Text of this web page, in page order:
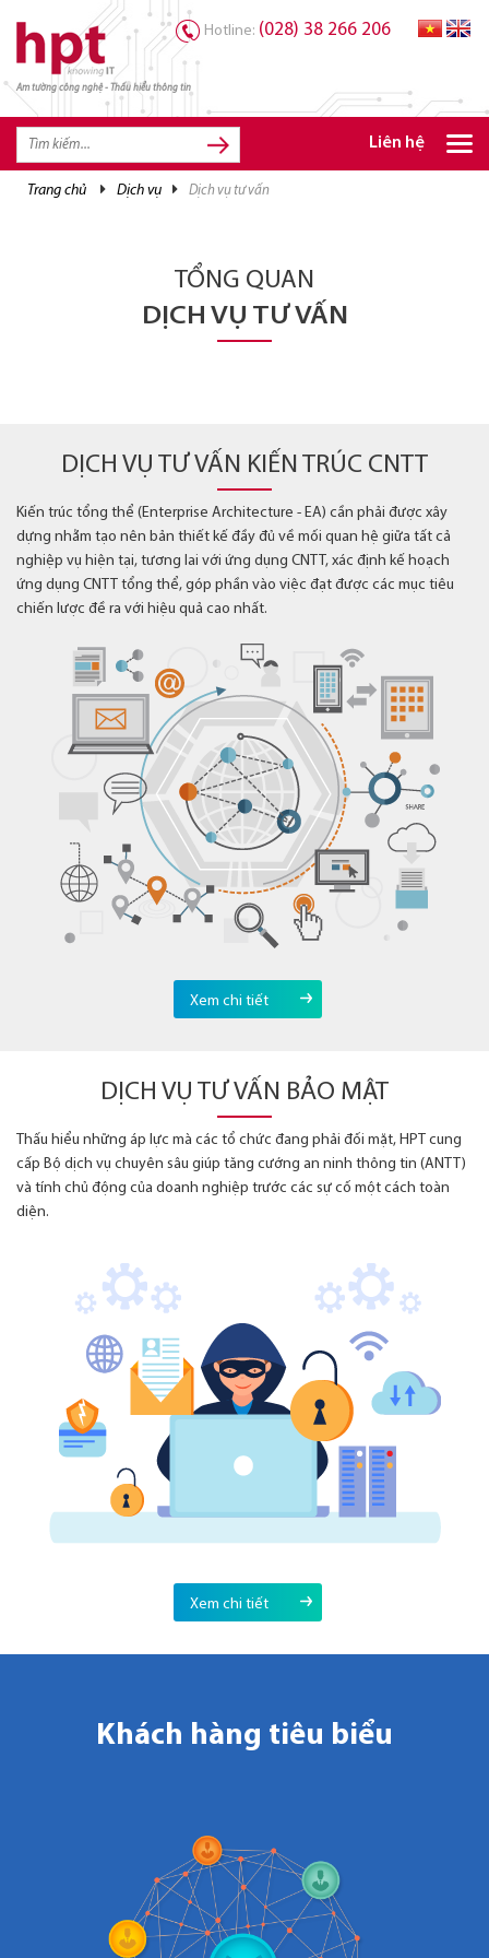
Am tường công nghệ - Thấu hiểu thông tin
Hotline: (028) 38 266 206
Liên hệ
trang chủ dịch vụ dịch vụ tư vấn
TỔNG QUAN
DỊCH VỤ TƯ VẤN
DỊCH VỤ TƯ VẤN KIẾN TRÚC CNTT
Kiến trúc tổng thể (Enterprise Architecture - EA) cần phải được xây
dựng nhằm tạo nên bản thiết kế đầy đủ về mối quan hệ giữa tất cả
nghiệp vụ hiện tại, tương lai với ứng dụng CNTT, xác định kế hoạch
ứng dụng CNTT tổng thể, góp phần vào việc đạt được các mục tiêu
chiến lược đề ra với hiệu quả cao nhất.
Xem chi tiết
DỊCH VỤ TƯ VẤN BẢO MẬT
Thấu hiểu những áp lực mà các tổ chức đang phải đối mặt, HPT cung
cấp Bộ dịch vụ chuyên sâu giúp tăng cướng an ninh thông tin (ANTT)
và tính chủ động của doanh nghiệp trước các sự cố một cách toàn
diện.
Xem chi tiết
Khách hàng tiêu biểu
TRANG CHỦ
TRANG CHỦ